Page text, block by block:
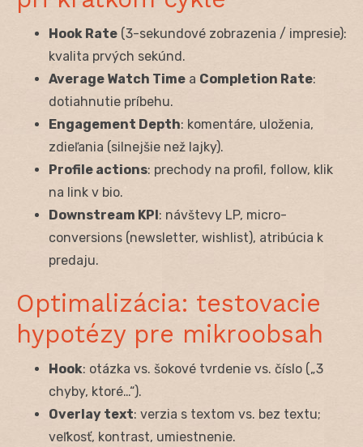
Hook Rate (3-sekundové zobrazenia / impresie):
kvalita prvých sekúnd.
Average Watch Time a Completion Rate:
dotiahnutie príbehu.
Engagement Depth: komentáre, uloženia,
zdieľania (silnejšie než lajky).
Profile actions: prechody na profil, follow, klik
na link v bio.
Downstream KPI: návštevy LP, micro-
conversions (newsletter, wishlist), atribúcia k
predaju.
Optimalizácia: testovacie
hypotézy pre mikroobsah
Hook: otázka vs. šokové tvrdenie vs. číslo („3
chyby, ktoré…“).
Overlay text: verzia s textom vs. bez textu;
veľkosť, kontrast, umiestnenie.